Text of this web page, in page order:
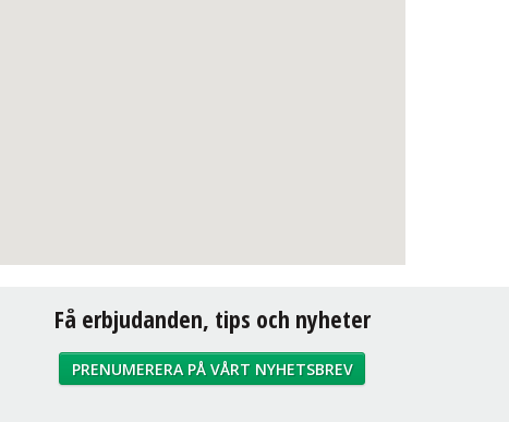
Få erbjudanden, tips och nyheter
PRENUMERERA PÅ VÅRT NYHETSBREV